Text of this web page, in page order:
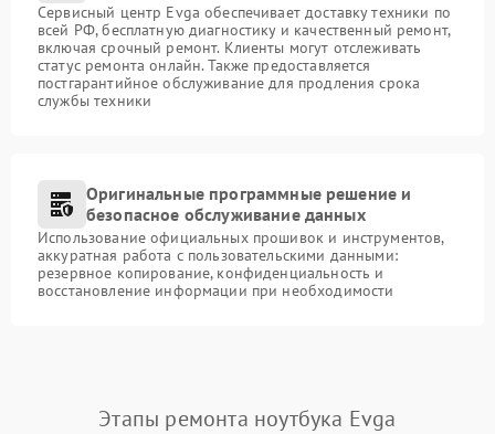
Сервисный центр Evga обеспечивает доставку техники по
всей РФ, бесплатную диагностику и качественный ремонт,
включая срочный ремонт. Клиенты могут отслеживать
статус ремонта онлайн. Также предоставляется
постгарантийное обслуживание для продления срока
службы техники
Оригинальные программные решение и
безопасное обслуживание данных
Использование официальных прошивок и инструментов,
аккуратная работа с пользовательскими данными:
резервное копирование, конфиденциальность и
восстановление информации при необходимости
Этапы ремонта ноутбука Evga